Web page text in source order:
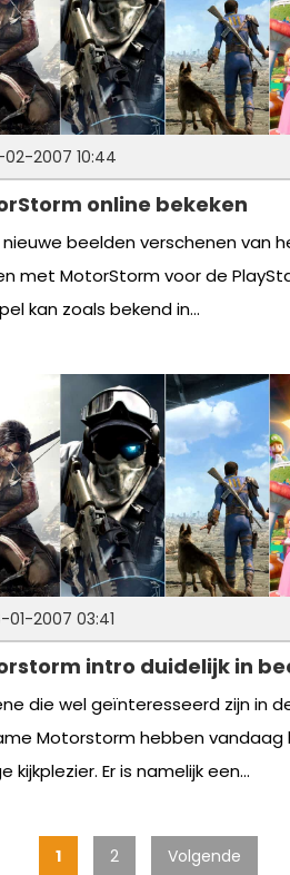
02-2007 10:44
online bekeken
nieuwe beelden verschenen van
met MotorStorm voor de
kan zoals bekend in...
01-2007 03:41
intro duidelijk in
die wel geïnteresseerd zijn in
Motorstorm hebben vandaag
kijkplezier. Er is namelijk een...
1 2 Volgende